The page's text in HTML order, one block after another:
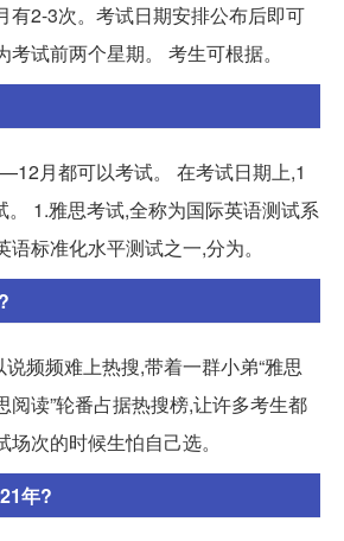
有2-3次。考试日期安排公布后即可
试前两个星期。 考生可根据。
月都可以考试。 在考试日期上,1
1.雅思考试,全称为国际英语测试系
标准化水平测试之一,分为。
频频难上热搜,带着一群小弟“雅思
阅读”轮番占据热搜榜,让许多考生都
次的时候生怕自己选。
年?